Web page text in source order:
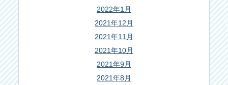
2022年1月
2021年12月
2021年11月
2021年10月
2021年9月
2021年8月